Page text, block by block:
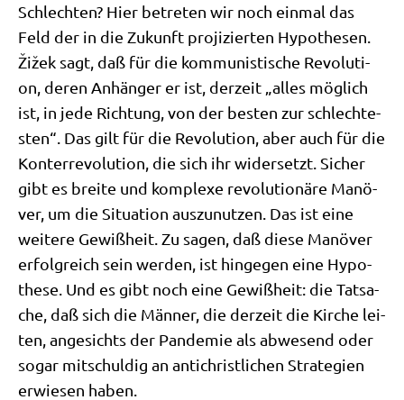
Schlech­ten? Hier betre­ten wir noch ein­mal das
Feld der in die Zukunft pro­ji­zier­ten Hypo­the­sen.
Žižek sagt, daß für die kom­mu­ni­sti­sche Revo­lu­ti­
on, deren Anhän­ger er ist, der­zeit „alles mög­lich
ist, in jede Rich­tung, von der besten zur schlech­te­
sten“. Das gilt für die Revo­lu­ti­on, aber auch für die
Kon­ter­re­vo­lu­ti­on, die sich ihr wider­setzt. Sicher
gibt es brei­te und kom­ple­xe revo­lu­tio­nä­re Manö­
ver, um die Situa­ti­on aus­zu­nut­zen. Das ist eine
wei­te­re Gewiß­heit. Zu sagen, daß die­se Manö­ver
erfolg­reich sein wer­den, ist hin­ge­gen eine Hypo­
the­se. Und es gibt noch eine Gewiß­heit: die Tat­sa­
che, daß sich die Män­ner, die der­zeit die Kir­che lei­
ten, ange­sichts der Pan­de­mie als abwe­send oder
sogar mit­schul­dig an anti­christ­li­chen Stra­te­gien
erwie­sen haben.